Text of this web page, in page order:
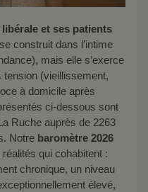
et ses patients
construit dans l’intime
mais elle s’exerce
(vieillissement,
à domicile après
ci-dessous sont
Ruche auprès de 2263
Notre baromètre 2026
qui cohabitent :
chronique, un niveau
élevé,